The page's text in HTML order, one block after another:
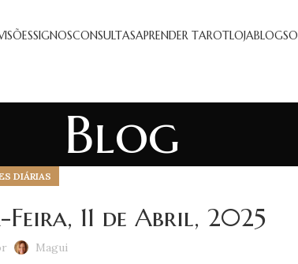
SIGNOSCONSULTASAPRENDER TAROTLOJABLOG
Blog
DIÁRIAS
11 de Abril, 2025
Magui